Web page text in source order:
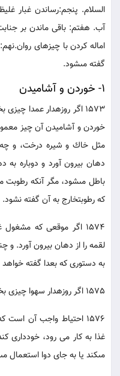
السلام. پنجم:رساندن غبار
آب. هفتم: باقى ماندن بر
اماله كردن با چيزهاى
گفته مى‏شود.
1- خوردن و آشاميدن
1573 اگر روزه‏دار عمدا
خوردن و آشاميدن آن چيز
مثل خاك و شيره درخت، و چه
دهان بيرون آورد و دوباره به
باطل مى‏شود، مگر آنكه
كه رطوبت‏خارج به آن گفته نشود.
1574 اگر موقعى كه
لقمه را از دهان بيرون آورد.
به دستورى كه بعدا گفته
1575 اگر روزه‏دار سهوا چيزى بخورد يا بياشامد، روزه‏اش باطل نمى‏شود.
1576 احتياط واجب آن
غذا به كار مى رود، خوددارى
مى‏كند يا به جاى دوا استعمال